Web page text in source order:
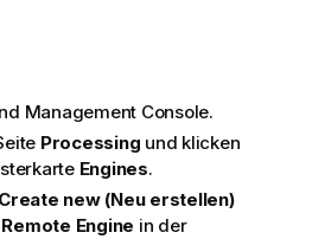
Management Console.
Processing und klicken
Engines.
Create new (Neu erstellen)
Remote Engine in der